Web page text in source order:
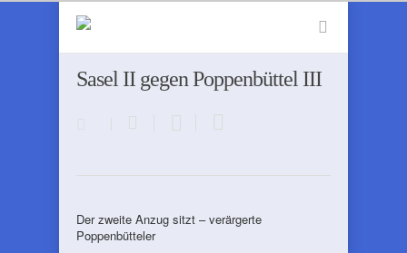
Sasel II gegen Poppenbüttel III
Der zweite Anzug sitzt – verärgerte
Poppenbütteler